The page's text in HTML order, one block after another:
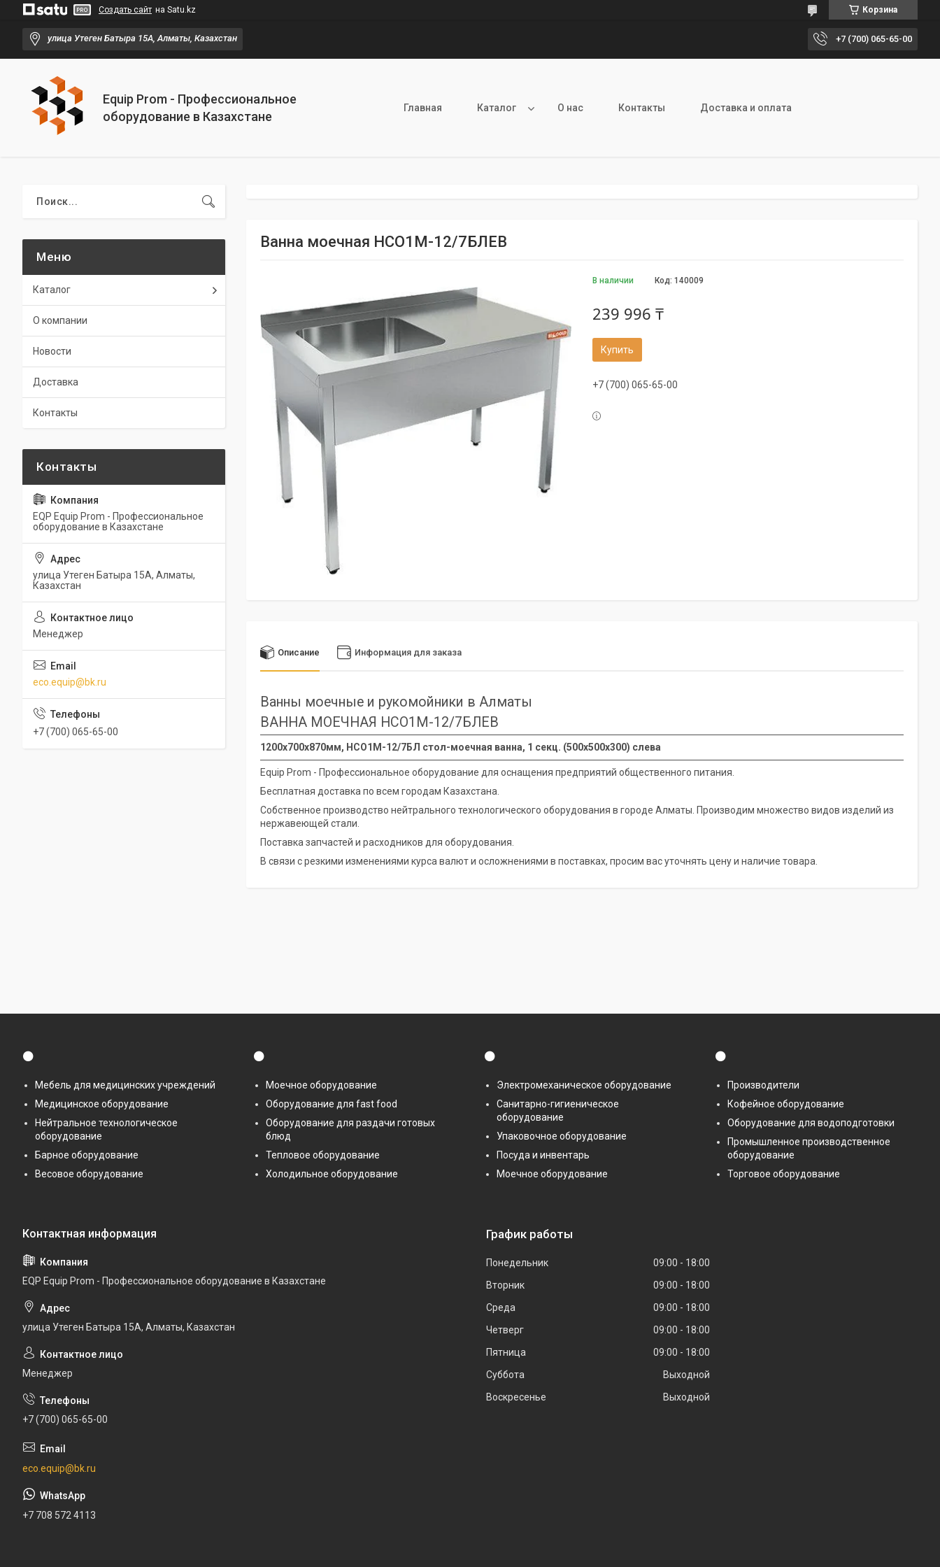
Создать сайт на Satu.kz Корзина
улица Утеген Батыра 15А, Алматы, Казахстан +7 (700) 065-65-00
Equip Prom - Профессиональное
оборудование в Казахстане
Главная Каталог О нас Контакты Доставка и оплата
Ванна моечная НСО1М-12/7БЛЕВ
В наличии Код: 140009
239 996 ₸
Купить
+7 (700) 065-65-00
Описание Информация для заказа
Ванны моечные и рукомойники в Алматы
ВАННА МОЕЧНАЯ НСО1М-12/7БЛЕВ
1200х700х870мм, НСО1М-12/7БЛ стол-моечная ванна, 1 секц. (500х500х300) слева
Equip Prom - Профессиональное оборудование для оснащения предприятий общественного питания.
Бесплатная доставка по всем городам Казахстана.
Собственное производство нейтрального технологического оборудования в городе Алматы. Производим множество видов изделий из
нержавеющей стали.
Поставка запчастей и расходников для оборудования.
В связи с резкими изменениями курса валют и осложнениями в поставках, просим вас уточнять цену и наличие товара.
Каталог
О компании
Новости
Доставка
Контакты
EQP Equip Prom - Профессиональное
оборудование в Казахстане
улица Утеген Батыра 15А, Алматы,
Казахстан
Менеджер
eco.equip@bk.ru
+7 (700) 065-65-00
⚫
Мебель для медицинских учреждений
Медицинское оборудование
Нейтральное технологическое
оборудование
Барное оборудование
Весовое оборудование
⚫
Моечное оборудование
Оборудование для fast food
Оборудование для раздачи готовых
блюд
Тепловое оборудование
Холодильное оборудование
⚫
Электромеханическое оборудование
Санитарно-гигиеническое
оборудование
Упаковочное оборудование
Посуда и инвентарь
Моечное оборудование
⚫
Производители
Кофейное оборудование
Оборудование для водоподготовки
Промышленное производственное
оборудование
Торговое оборудование
EQP Equip Prom - Профессиональное оборудование в Казахстане
улица Утеген Батыра 15А, Алматы, Казахстан
Менеджер
+7 (700) 065-65-00
eco.equip@bk.ru
+7 708 572 4113
График работы
Понедельник 09:00
18:00
Вторник
09:00
18:00
Среда
09:00
18:00
Четверг
09:00
18:00
Пятница
09:00
18:00
Суббота
Выходной
Воскресенье
Выходной